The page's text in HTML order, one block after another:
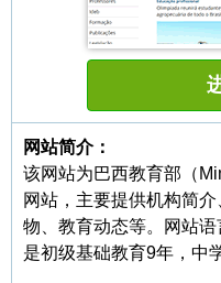
网站简介：
该网站为巴西教育部（
网站，主要提供机构简
物、教育动态等。网站
是初级基础教育9年，中